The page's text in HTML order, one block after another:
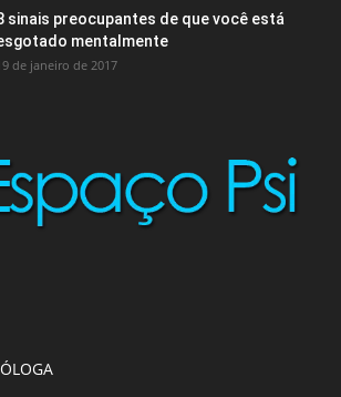
sinais preocupantes de que você está
mentalmente
de janeiro de 2017